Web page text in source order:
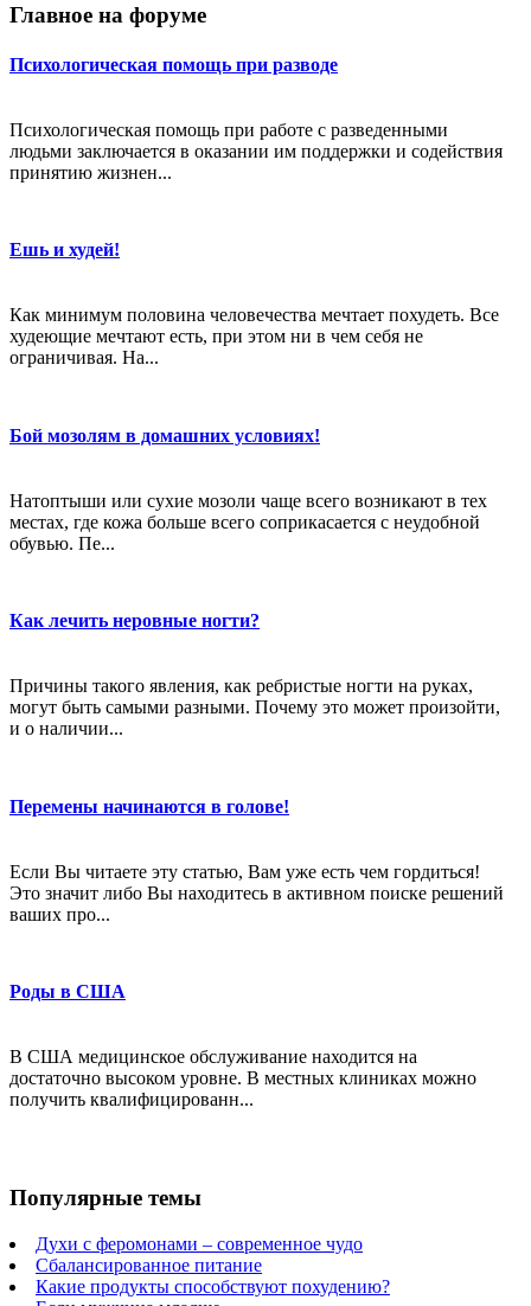
Главное на форуме
Психологическая помощь при разводе
Психологическая помощь при работе с разведенными
людьми заключается в оказании им поддержки и содействия
принятию жизнен...
Ешь и худей!
Как минимум половина человечества мечтает похудеть. Все
худеющие мечтают есть, при этом ни в чем себя не
ограничивая. На...
Бой мозолям в домашних условиях!
Натоптыши или сухие мозоли чаще всего возникают в тех
местах, где кожа больше всего соприкасается с неудобной
обувью. Пе...
Как лечить неровные ногти?
Причины такого явления, как ребристые ногти на руках,
могут быть самыми разными. Почему это может произойти,
и о наличии...
Перемены начинаются в голове!
Если Вы читаете эту статью, Вам уже есть чем гордиться!
Это значит либо Вы находитесь в активном поиске решений
ваших про...
Роды в США
В США медицинское обслуживание находится на
достаточно высоком уровне. В местных клиниках можно
получить квалифицированн...
Популярные темы
Духи с феромонами – современное чудо
Сбалансированное питание
Какие продукты способствуют похудению?